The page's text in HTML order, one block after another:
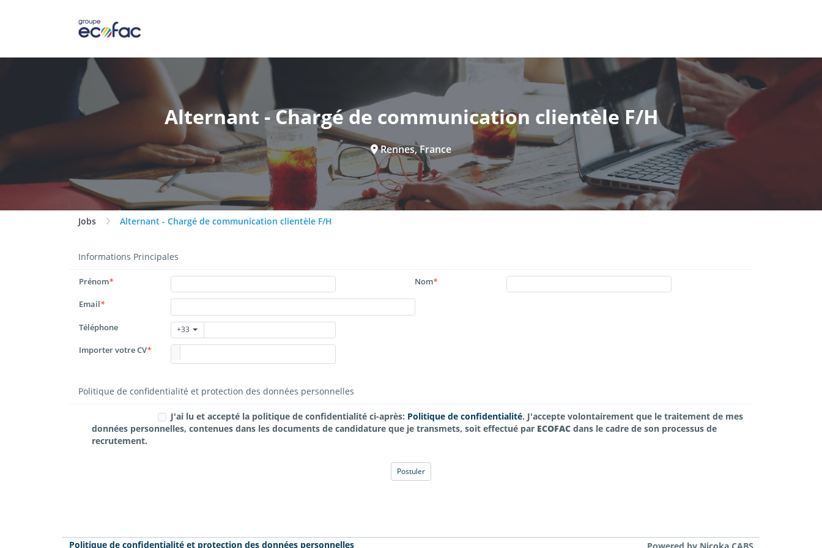
Alternant - Chargé de communication clientèle F/H
Rennes, France
Jobs Alternant - Chargé de communication clientèle F/H
Informations Principales
Prénom* Nom*
Email*
Téléphone +33
Importer votre CV*
Politique de confidentialité et protection des données personnelles
J'ai lu et accepté la politique de confidentialité ci-après: Politique de confidentialité. J'accepte volontairement que le traitement de mes
données personnelles, contenues dans les documents de candidature que je transmets, soit effectué par ECOFACdans le cadre de son processus de
recrutement.
Postuler
Politique de confidentialité et protection des données personnelles